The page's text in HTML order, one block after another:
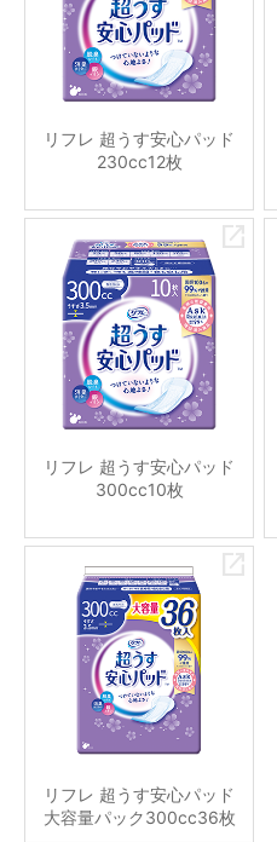
リフレ 超うす安心パッド
230cc12枚
リフレ 超うす安心パッド
300cc10枚
リフレ 超うす安心パッド
大容量パック300cc36枚